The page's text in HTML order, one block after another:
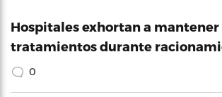
Hospitales exhortan a mantener
tratamientos durante
0